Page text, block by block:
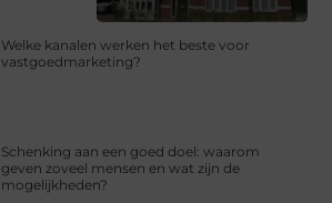
Welke kanalen werken het beste voor
vastgoedmarketing?
Schenking aan een goed doel: waarom
geven zoveel mensen en wat zijn de
mogelijkheden?